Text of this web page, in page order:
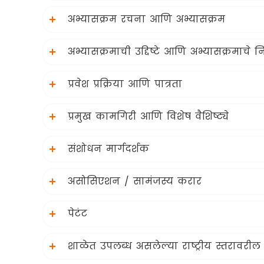
अभ्यासक्रम रचना आणि अभ्यासक्रम
अभ्यासक्रमाची उद्दिष्टे आणि अभ्यासक्रमाचे
प्रवेश प्रक्रिया आणि पात्रता
प्रमुख कामगिरी आणि विशेष वैशिष्ट्ये
संशोधन मार्गदर्शक
असोसिएशन / सामंजस्य करार
पेटंट
शाळेत उपलब्ध असलेल्या राष्ट्रीय स्तरावरील